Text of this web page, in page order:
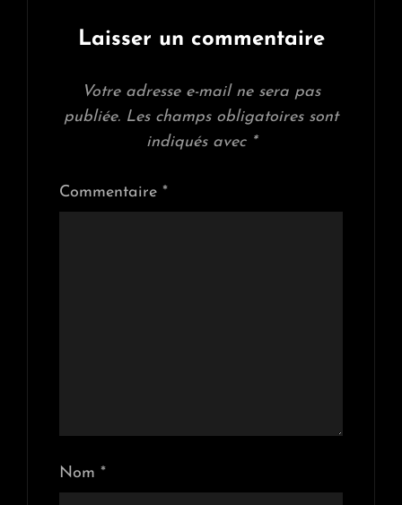
Laisser un commentaire
Votre adresse e-mail ne sera pas
publiée. Les champs obligatoires sont
indiqués avec *
Commentaire *
Nom *